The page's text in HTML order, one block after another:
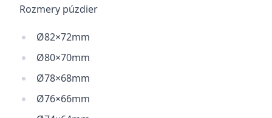
Rozmery púzdier
Ø82×72mm
Ø80×70mm
Ø78×68mm
Ø76×66mm